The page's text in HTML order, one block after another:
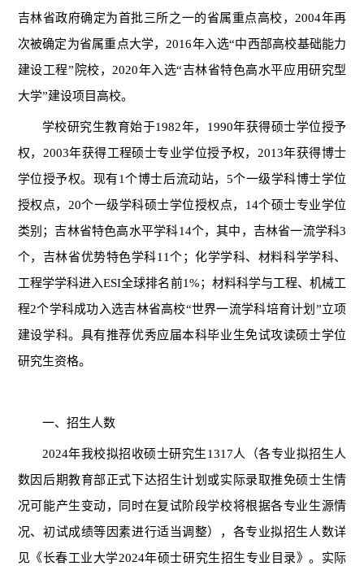
吉林省政府确定为首批三所之一的省属重点高校，2004年再
次被确定为省属重点大学，2016年入选“中西部高校基础能力
建设工程”院校，2020年入选“吉林省特色高水平应用研究型
大学”建设项目高校。
学校研究生教育始于1982年， 1990年获得硕士学位授予
权，2003年获得工程硕士专业学位授予权，2013年获得博士
学位授予权。现有1个博士后流动站，5个一级学科博士学位
授权点，20个一级学科硕士学位授权点， 14个硕士专业学位
类别 ；吉林省特色高水平学科14个，其中，吉林省一流学科3
个，吉林省优势特色学科11个；化学学科、材料科学学科、
工程学学科进入ESI全球排名前1%；材料科学与工程、机械工
程2个学科成功入选吉林省高校“世界一流学科培育计划”立项
建设学科。具有推荐优秀应届本科毕业生免试攻读硕士学位
研究生资格。
一、招生人数
2024年我校拟招收硕士研究生1317人（各专业拟招生人
数因后期教育部正式下达招生计划或实际录取推免硕士生情
况可能产生变动，同时在复试阶段学校将根据各专业生源情
况、初试成绩等因素进行适当调整），各专业拟招生人数详
见《长春工业大学2024年硕士研究生招生专业目录》。实际